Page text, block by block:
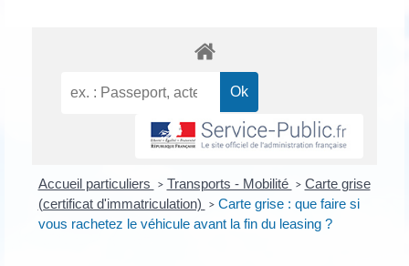
Accueil particuliers > Transports - Mobilité > Carte grise
(certificat d'immatriculation)
> Carte grise : que faire si
vous rachetez le véhicule avant la fin du leasing ?